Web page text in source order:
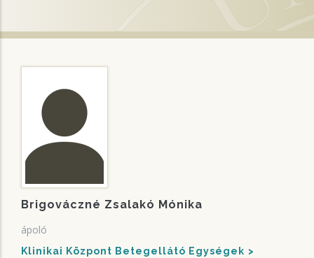
Brigováczné Zsalakó Mónika
ápoló
Klinikai Központ Betegellátó Egységek